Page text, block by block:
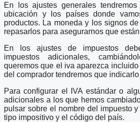
En los ajustes generales
ubicación y los países donde
productos. La moneda y los signos
repasarlos para asegurarnos que
En los ajustes de impuestos
impuestos adicionales,
queremos que el iva aparezca
del comprador tendremos que
Para configurar el IVA estándar o
adicionales a los que hemos
pulsar sobre el nombre del impuesto
tipo impositivo y el código del país.